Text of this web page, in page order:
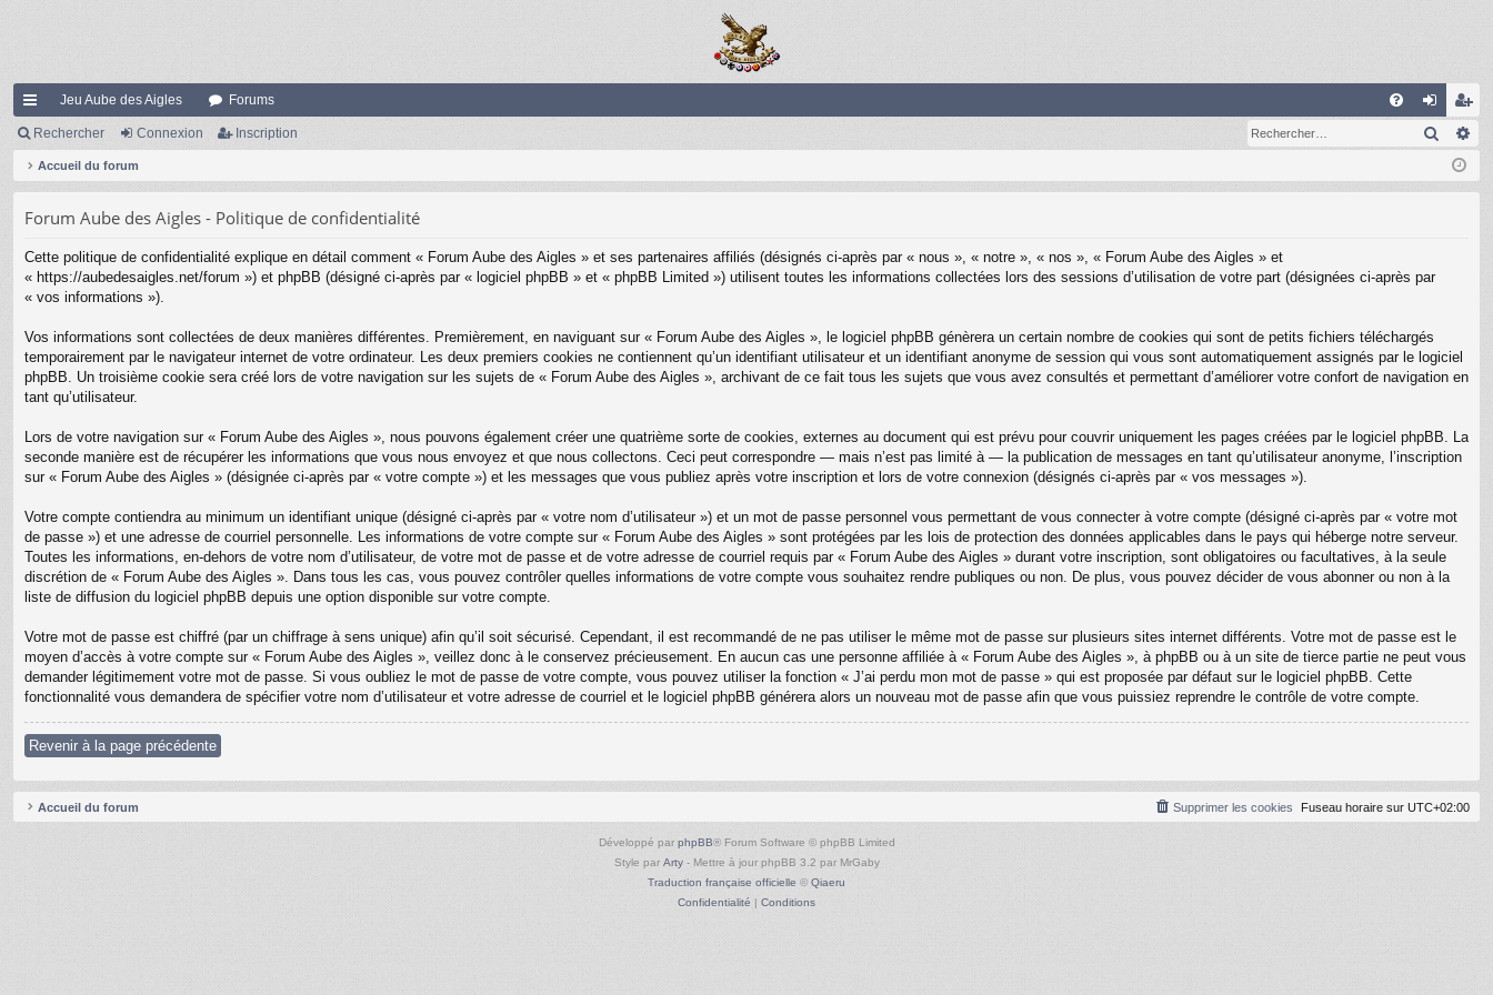
ac
co
s
Jeu Aube des Aigles Forums
on ns
cri
Rechercher Connexion Inscription
Accueil du forum
Forum Aube des Aigles - Politique de confidentialité
Cette politique de confidentialité explique en détail comment « Forum Aube des Aigles » et ses partenaires affiliés (désignés ci-après par « nous », « notre », « nos », « Forum Aube des Aigles » et
« https://aubedesaigles.net/forum ») et phpBB (désigné ci-après par « logiciel phpBB » et « phpBB Limited ») utilisent toutes les informations collectées lors des sessions d’utilisation de votre part (désignées ci-après par
« vos informations »).
Vos informations sont collectées de deux manières différentes. Premièrement, en naviguant sur « Forum Aube des Aigles », le logiciel phpBB génèrera un certain nombre de cookies qui sont de petits fichiers téléchargés
temporairement par le navigateur internet de votre ordinateur. Les deux premiers cookies ne contiennent qu’un identifiant utilisateur et un identifiant anonyme de session qui vous sont automatiquement assignés par le logiciel
phpBB. Un troisième cookie sera créé lors de votre navigation sur les sujets de « Forum Aube des Aigles », archivant de ce fait tous les sujets que vous avez consultés et permettant d’améliorer votre confort de navigation en
tant qu’utilisateur.
Lors de votre navigation sur « Forum Aube des Aigles », nous pouvons également créer une quatrième sorte de cookies, externes au document qui est prévu pour couvrir uniquement les pages créées par le logiciel phpBB. La
seconde manière est de récupérer les informations que vous nous envoyez et que nous collectons. Ceci peut correspondre — mais n’est pas limité à — la publication de messages en tant qu’utilisateur anonyme, l’inscription
sur « Forum Aube des Aigles » (désignée ci-après par « votre compte ») et les messages que vous publiez après votre inscription et lors de votre connexion (désignés ci-après par « vos messages »).
Votre compte contiendra au minimum un identifiant unique (désigné ci-après par « votre nom d’utilisateur ») et un mot de passe personnel vous permettant de vous connecter à votre compte (désigné ci-après par « votre mot
de passe ») et une adresse de courriel personnelle. Les informations de votre compte sur « Forum Aube des Aigles » sont protégées par les lois de protection des données applicables dans le pays qui héberge notre serveur.
Toutes les informations, en-dehors de votre nom d’utilisateur, de votre mot de passe et de votre adresse de courriel requis par « Forum Aube des Aigles » durant votre inscription, sont obligatoires ou facultatives, à la seule
discrétion de « Forum Aube des Aigles ». Dans tous les cas, vous pouvez contrôler quelles informations de votre compte vous souhaitez rendre publiques ou non. De plus, vous pouvez décider de vous abonner ou non à la
liste de diffusion du logiciel phpBB depuis une option disponible sur votre compte.
Votre mot de passe est chiffré (par un chiffrage à sens unique) afin qu’il soit sécurisé. Cependant, il est recommandé de ne pas utiliser le même mot de passe sur plusieurs sites internet différents. Votre mot de passe est le
moyen d’accès à votre compte sur « Forum Aube des Aigles », veillez donc à le conservez précieusement. En aucun cas une personne affiliée à « Forum Aube des Aigles », à phpBB ou à un site de tierce partie ne peut vous
demander légitimement votre mot de passe. Si vous oubliez le mot de passe de votre compte, vous pouvez utiliser la fonction « J’ai perdu mon mot de passe » qui est proposée par défaut sur le logiciel phpBB. Cette
fonctionnalité vous demandera de spécifier votre nom d’utilisateur et votre adresse de courriel et le logiciel phpBB générera alors un nouveau mot de passe afin que vous puissiez reprendre le contrôle de votre compte.
Revenir à la page précédente
Accueil du forum Fuseau horaire sur UTC+02:00
Supprimer les cookies
Développé par phpBB® Forum Software © phpBB Limited
Style par Arty- Mettre à jour phpBB 3.2 par MrGaby
Traduction française officielle © Qiaeru
Confidentialité | Conditions